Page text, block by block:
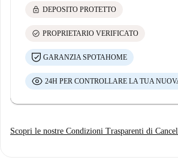
lock DEPOSITO PROTETTO
check_circle PROPRIETARIO VERIFICATO
GARANZIA SPOTAHOME
24H PER CONTROLLARE LA TUA
Scopri le nostre Condizioni Trasparenti di